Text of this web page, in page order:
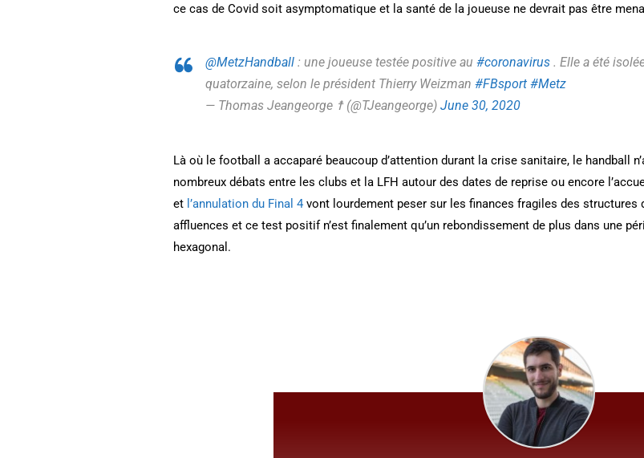
ce cas de Covid soit asymptomatique et la santé de la joueuse ne devrait pas être
@MetzHandball : une joueuse testée positive au #coronavirus . Elle a été
quatorzaine, selon le président Thierry Weizman #FBsport #Metz
— Thomas Jeangeorge ☨ (@TJeangeorge) June 30, 2020
Là où le football a accaparé beaucoup d’attention durant la crise sanitaire, le handball
nombreux débats entre les clubs et la LFH autour des dates de reprise ou encore
et l’annulation du Final 4 vont lourdement peser sur les finances fragiles des structures
affluences et ce test positif n’est finalement qu’un rebondissement de plus dans une
hexagonal.